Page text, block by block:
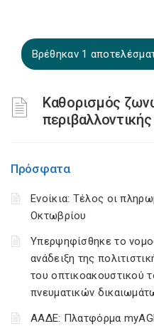
Βρέθηκαν 1
Καθορισμός
Πρόσφατα
Ενοίκια: Τέλος οι
Οκτωβρίου
Υπερψηφίσθηκε το
ανάδειξη της
του οπτικοακουστικού
πνευματικών
ΑΑΔΕ: Πλατφόρμα